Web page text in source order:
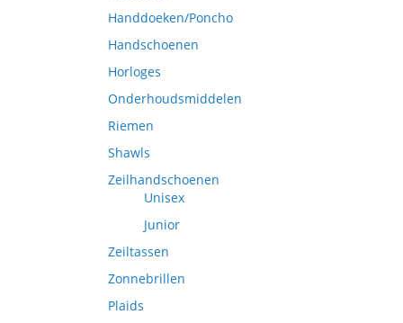
Handdoeken/Poncho
Handschoenen
Horloges
Onderhoudsmiddelen
Riemen
Shawls
Zeilhandschoenen
Unisex
Junior
Zeiltassen
Zonnebrillen
Plaids